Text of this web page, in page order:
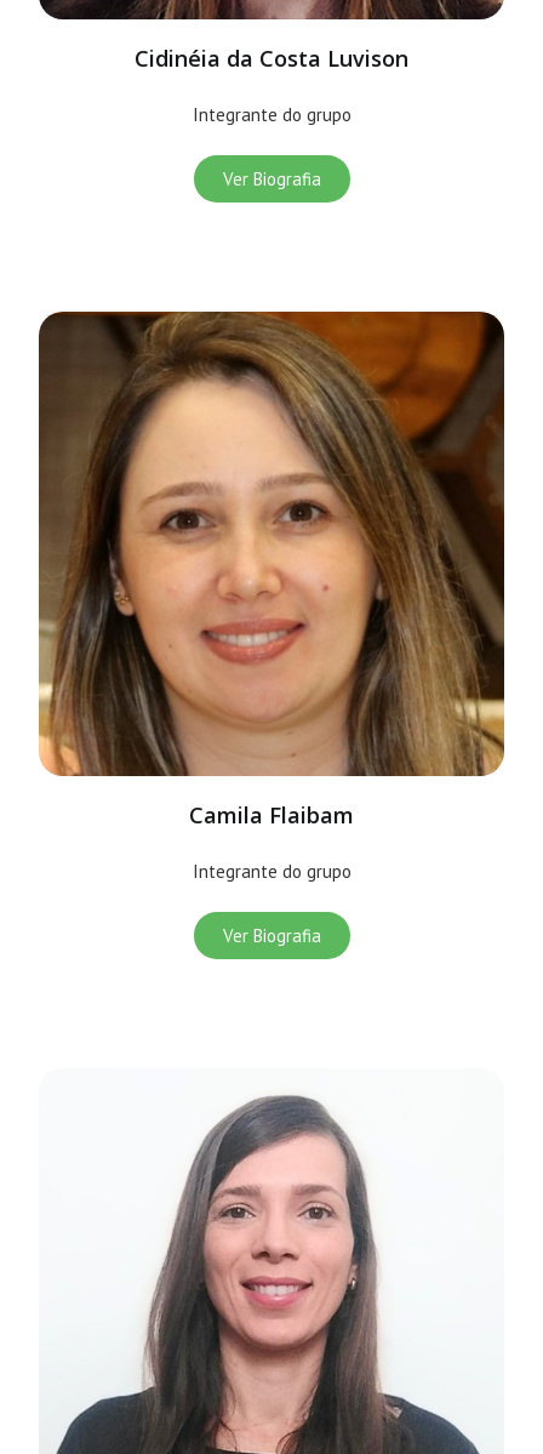
Cidinéia da Costa Luvison
Integrante do grupo
Ver Biografia
Camila Flaibam
Integrante do grupo
Ver Biografia